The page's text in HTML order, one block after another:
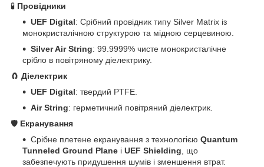
🧪 Провідники
UEF Digital: Срібний провідник типу Silver Matrix із
монокристалічною структурою та мідною серцевиною.
Silver Air String: 99.9999% чисте монокристалічне
срібло в повітряному діелектрику.
🧲 Діелектрик
UEF Digital: твердий PTFE.
Air String: герметичний повітряний діелектрик.
🛡 Екранування
Срібне плетене екранування з технологією Quantum
Tunneled Ground Plane і UEF Shielding , що
забезпечують придушення шумів і зменшення втрат.